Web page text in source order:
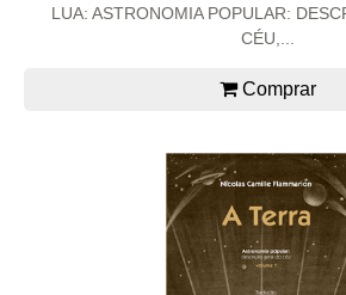
LUA: ASTRONOMIA POPULAR:
CÉU,...
Comprar